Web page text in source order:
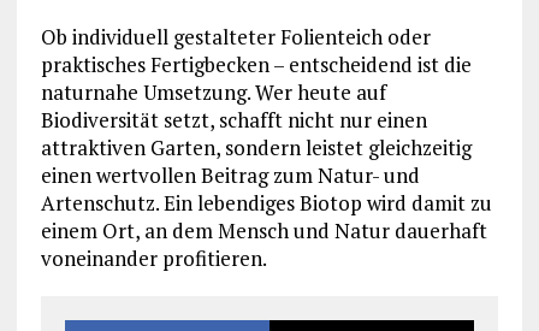
Ob individuell gestalteter Folienteich oder
praktisches Fertigbecken – entscheidend ist die
naturnahe Umsetzung. Wer heute auf
Biodiversität setzt, schafft nicht nur einen
attraktiven Garten, sondern leistet gleichzeitig
einen wertvollen Beitrag zum Natur- und
Artenschutz. Ein lebendiges Biotop wird damit zu
einem Ort, an dem Mensch und Natur dauerhaft
voneinander profitieren.